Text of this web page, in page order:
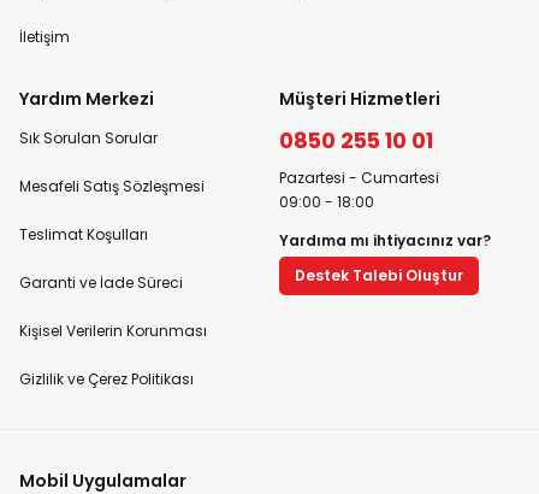
İletişim
Yardım Merkezi
Sık Sorulan Sorular
Mesafeli Satış Sözleşmesi
Teslimat Koşulları
Garanti ve İade Süreci
Kişisel Verilerin Korunması
Gizlilik ve Çerez Politikası
Müşteri Hizmetleri
0850 255 10 01
Pazartesi - Cumartesi
09:00 - 18:00
Yardıma mı ihtiyacınız var?
Destek Talebi Oluştur
Mobil Uygulamalar